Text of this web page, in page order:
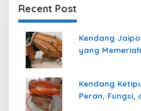
Recent Post
Kendang
yang
Kendang
Peran, Fungsi,